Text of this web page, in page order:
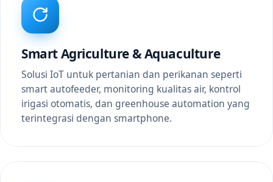
Smart Agriculture & Aquaculture
Solusi IoT untuk pertanian dan perikanan seperti
smart autofeeder, monitoring kualitas air, kontrol
irigasi otomatis, dan greenhouse automation yang
terintegrasi dengan smartphone.